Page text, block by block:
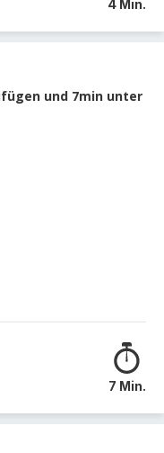
4 Min.
und 7min unter
7 Min.